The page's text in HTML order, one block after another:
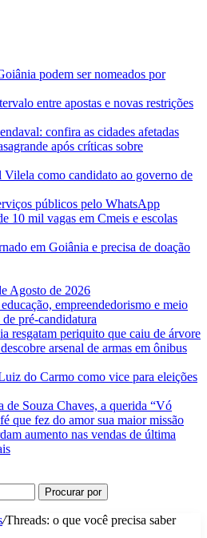
podem ser nomeados por
entre apostas e novas restrições
confira as cidades afetadas
após críticas sobre
como candidato ao governo de
públicos pelo WhatsApp
10 mil vagas em Cmeis e escolas
em Goiânia e precisa de doação
Agosto de 2026
empreendedorismo e meio
pré-candidatura
resgatam periquito que caiu de árvore
arsenal de armas em ônibus
do Carmo como vice para eleições
de Souza Chaves, a querida “Vó
que fez do amor sua maior missão
aumento nas vendas de última
Procurar por
/Threads: o que você precisa saber